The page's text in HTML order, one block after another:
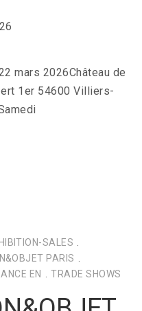
mars 2026Château de
1er 54600 Villiers-
SALES .
PARIS .
EN . TRADE SHOWS